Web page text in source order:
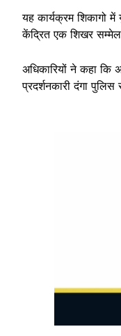
यह कार्यक्रम शिकागो
केंद्रित एक शिखर
अधिकारियों ने कहा
प्रदर्शनकारी दंगा